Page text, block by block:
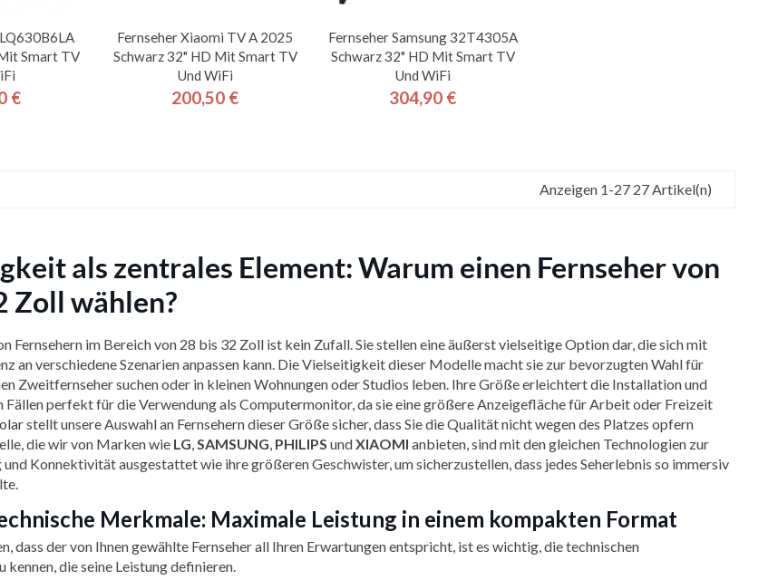
Smart TV
€
Fernseher Xiaomi TV A 2025
Schwarz 32" HD Mit Smart TV
Und WiFi
Preis
200,50 €
Fernseher Samsung 32T4305A
Schwarz 32" HD Mit Smart TV
Und WiFi
Preis
304,90 €
Anzeigen 1-27 27 Artikel(n)
als zentrales Element: Warum einen Fernseher von
Zoll wählen?
Fernsehern im Bereich von 28 bis 32 Zoll ist kein Zufall. Sie stellen eine äußerst vielseitige Option dar, die sich mit
an verschiedene Szenarien anpassen kann. Die Vielseitigkeit dieser Modelle macht sie zur bevorzugten Wahl für
Zweitfernseher suchen oder in kleinen Wohnungen oder Studios leben. Ihre Größe erleichtert die Installation und
Fällen perfekt für die Verwendung als Computermonitor, da sie eine größere Anzeigefläche für Arbeit oder Freizeit
stellt unsere Auswahl an Fernsehern dieser Größe sicher, dass Sie die Qualität nicht wegen des Platzes opfern
die wir von Marken wie LG SAMSUNG PHILIPS undXIAOMI anbieten, sind mit den gleichen Technologien zur
Konnektivität ausgestattet wie ihre größeren Geschwister, um sicherzustellen, dass jedes Seherlebnis so immersiv
Merkmale: Maximale Leistung in einem kompakten Format
dass der von Ihnen gewählte Fernseher all Ihren Erwartungen entspricht, ist es wichtig, die technischen
kennen, die seine Leistung definieren.